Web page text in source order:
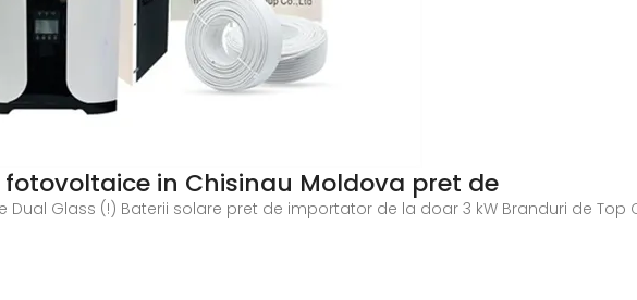
fotovoltaice in Chisinau Moldova pret de
Dual Glass (!) Baterii solare pret de importator de la doar 3 kW Branduri de Top